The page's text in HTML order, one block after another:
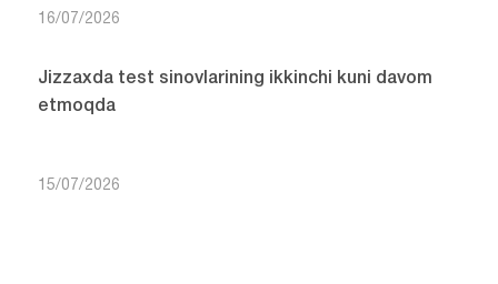
16/07/2026
Jizzaxda test sinovlarining ikkinchi kuni davom
etmoqda
15/07/2026